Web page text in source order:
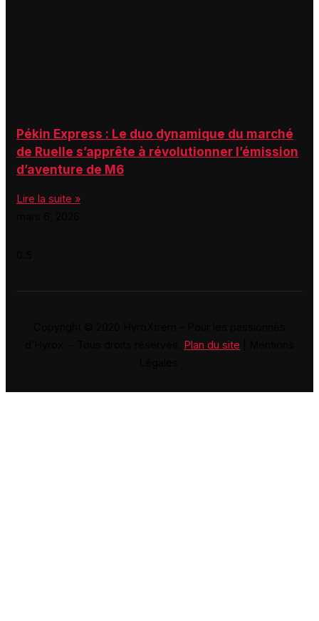
Pékin Express : Le duo dynamique du marché
de Ruelle s’apprête à révolutionner l’émission
d’aventure de M6
Lire la suite »
Plan du site